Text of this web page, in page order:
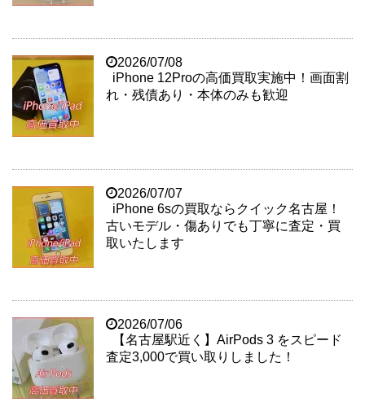
2026/07/08
iPhone 12Proの高価買取実施中！画面割
れ・残債あり・本体のみも歓迎
2026/07/07
iPhone 6sの買取ならクイック名古屋！
古いモデル・傷ありでも丁寧に査定・買
取いたします
2026/07/06
【名古屋駅近く】AirPods 3 をスピード
査定3,000で買い取りしました！